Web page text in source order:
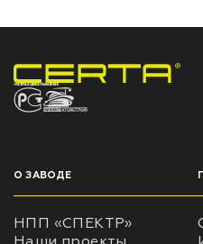
НПП «СПЕКТР» ЗАВОД ЛАКОКРАСОЧНЫХ МАТЕРИАЛОВ
О ЗАВОДЕ
НПП «СПЕКТР»